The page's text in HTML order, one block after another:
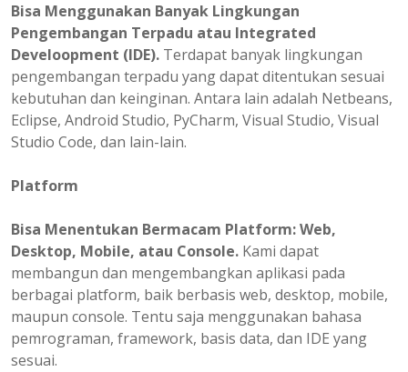
Bisa Menggunakan Banyak Lingkungan
Pengembangan Terpadu atau Integrated
Develoopment (IDE). Terdapat banyak lingkungan
pengembangan terpadu yang dapat ditentukan sesuai
kebutuhan dan keinginan. Antara lain adalah Netbeans,
Eclipse, Android Studio, PyCharm, Visual Studio, Visual
Studio Code, dan lain-lain.
Platform
Bisa Menentukan Bermacam Platform: Web,
Desktop, Mobile, atau Console. Kami dapat
membangun dan mengembangkan aplikasi pada
berbagai platform, baik berbasis web, desktop, mobile,
maupun console. Tentu saja menggunakan bahasa
pemrograman, framework, basis data, dan IDE yang
sesuai.